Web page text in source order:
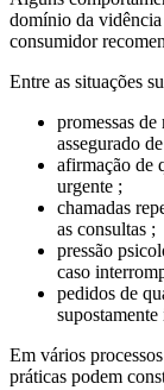
domínio da
consumidor
Entre as situações
promessas
assegurado
afirmação de
urgente ;
chamadas
as consultas ;
pressão
caso
pedidos de
Em vários
práticas podem